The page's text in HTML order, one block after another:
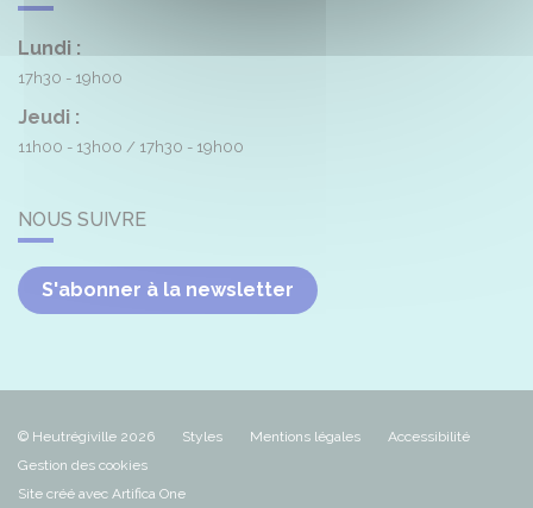
Lundi :
17h30 - 19h00
Jeudi :
11h00 - 13h00 17h30 - 19h00
NOUS SUIVRE
S'abonner à la newsletter
© Heutrégiville 2026 Styles Mentions légales
Accessibilité
Gestion des cookies
Site créé avec Artifica One